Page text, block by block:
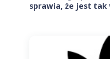
sprawia, że jest